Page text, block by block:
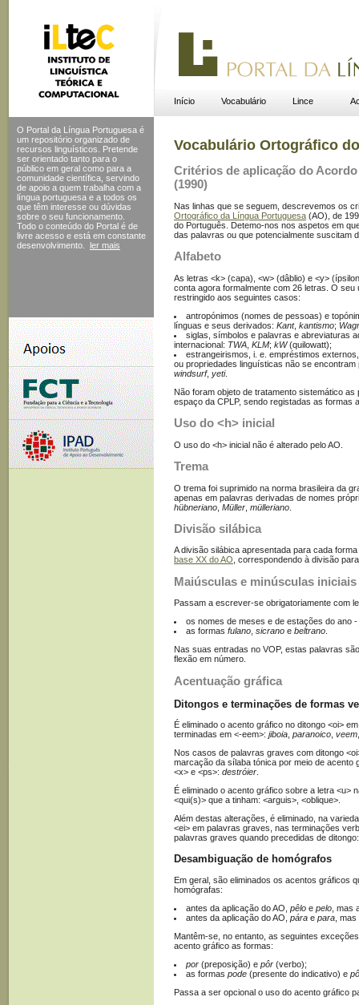
Início Vocabulário Lince
O Portal da Língua Portuguesa é
um repositório organizado de
recursos linguísticos. Pretende
ser orientado tanto para o
público em geral como para a
comunidade científica, servindo
de apoio a quem trabalha com a
língua portuguesa e a todos os
que têm interesse ou dúvidas
sobre o seu funcionamento.
Todo o conteúdo do Portal é de
livre acesso e está em constante
desenvolvimento.
ler mais
Vocabulário Ortográfico
Critérios de aplicação do
(1990)
Nas linhas que se seguem, descrevemos os
Ortográfico da Língua Portuguesa (AO), de
do Português. Detemo-nos nos aspetos em
das palavras ou que potencialmente suscitam
Alfabeto
As letras <k> (capa), <w> (dâblio) e <y>
conta agora formalmente com 26 letras. O
restringido aos seguintes casos:
antropónimos (nomes de pessoas) e
línguas e seus derivados: Kant, kantismo;
siglas, símbolos e palavras e abreviaturas
internacional: TWA KLM; kW(quilowatt);
estrangeirismos, i. e. empréstimos
ou propriedades linguísticas não se
windsurf, yeti.
Não foram objeto de tratamento sistemático
espaço da CPLP, sendo registadas as formas
Uso do <h> inicial
O uso do <h> inicial não é alterado pelo AO.
Trema
O trema foi suprimido na norma brasileira da
apenas em palavras derivadas de nomes
hübneriano Müller mülleriano
Divisão silábica
A divisão silábica apresentada para cada
base XX do AO , correspondendo à divisão
Maiúsculas e minúsculas iniciais
Passam a escrever-se obrigatoriamente com
os nomes de meses e de estações do ano -
as formas fulano sicrano e beltrano
Nas suas entradas no VOP, estas palavras
flexão em número.
Acentuação gráfica
Ditongos e terminações de formas
É eliminado o acento gráfico no ditongo <oi>
terminadas em <-eem>: jiboia, paranoico, veem
Nos casos de palavras graves com ditongo
marcação da sílaba tónica por meio de acento
<x> e <ps>: destróier.
É eliminado o acento gráfico sobre a letra <u>
<qui(s)> que a tinham: <arguis>, <oblique>.
Além destas alterações, é eliminado, na
<ei> em palavras graves, nas terminações
palavras graves quando precedidas de
Desambiguação de homógrafos
Em geral, são eliminados os acentos gráficos
homógrafas:
antes da aplicação do AO, pêlo e pelo ,
antes da aplicação do AO, pára e para ,
Mantêm-se, no entanto, as seguintes
acento gráfico as formas:
por (preposição) e pôr (verbo);
as formas pode (presente do indicativo) e
Passa a ser opcional o uso do acento gráfico